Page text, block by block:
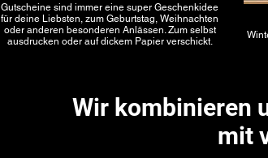
Gutscheine sind immer eine super Geschenkidee
für deine Liebsten, zum Geburtstag, Weihnachten
oder anderen besonderen Anlässen. Zum selbst
ausdrucken oder auf dickem Papier verschickt.
Wir kombinieren
mit